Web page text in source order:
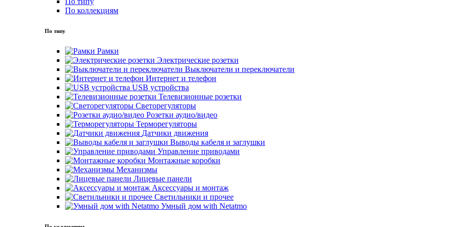
По коллекциям
По типу
Рамки
Электрические розетки
Выключатели и переключатели
Интернет и телефон
USB устройства
Телевизионные розетки
Светорегуляторы
Розетки аудио/видео
Терморегуляторы
Датчики движения
Выводы кабеля и заглушки
Управление приводами
Монтажные коробки
Механизмы
Лицевые панели
Аксессуары и монтаж
Светильники и прочее
Умный дом with Netatmo